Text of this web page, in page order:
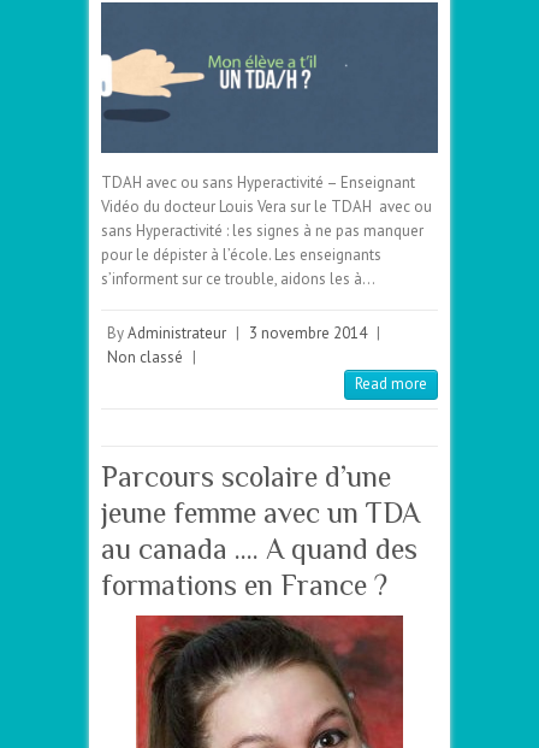
TDAH avec ou sans Hyperactivité – Enseignant
Vidéo du docteur Louis Vera sur le TDAH avec ou
sans Hyperactivité : les signes à ne pas manquer
pour le dépister à l’école. Les enseignants
s’informent sur ce trouble, aidons les à…
ByAdministrateur | 3 novembre 2014 |
Non classé |
Read more
Parcours scolaire d’une
jeune femme avec un TDA
au canada …. A quand des
formations en France ?